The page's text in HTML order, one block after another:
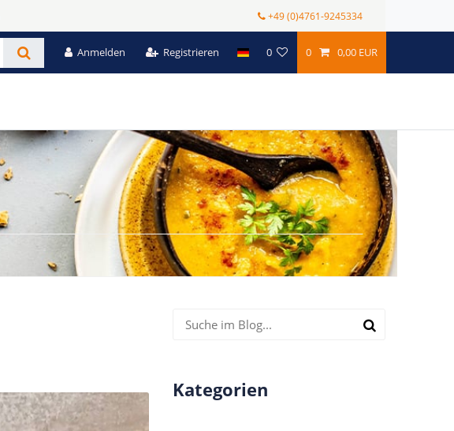
+49 (0)4761-9245334
Anmelden Registrieren 0 0 0,00 EUR
Kategorien